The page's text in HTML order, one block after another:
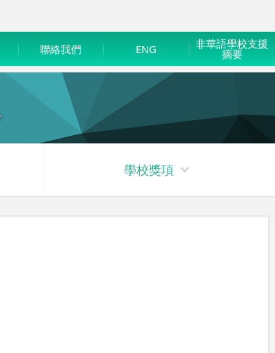
聯絡我們 ENG 非華語學校支援
摘要
學校獎項